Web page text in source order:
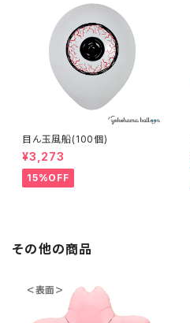
目ん玉風船(100個)
¥3,273
15%OFF
その他の商品